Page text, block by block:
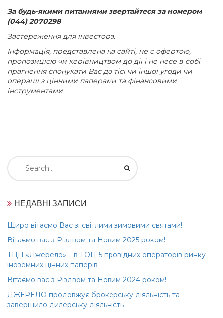
За будь-якими питаннями звертайтеся за номером
(044) 2070298
Застереження для інвестора.
Інформація, представлена на сайті, не є офертою,
пропозицією чи керівництвом до дії і не несе в собі
прагнення спонукати Вас до тієї чи іншої угоди чи
операції з цінними паперами та фінансовими
інструментами
for:
НЕДАВНІ ЗАПИСИ
Щиро вітаємо Вас зі світлими зимовими святами!
Вітаємо вас з Різдвом та Новим 2025 роком!
ТЦП «Джерело» – в ТОП-5 провідних операторів ринку
іноземних цінних паперів
Вітаємо вас з Різдвом та Новим 2024 роком!
ДЖЕРЕЛО продовжує брокерську діяльність та
завершило дилерську діяльність